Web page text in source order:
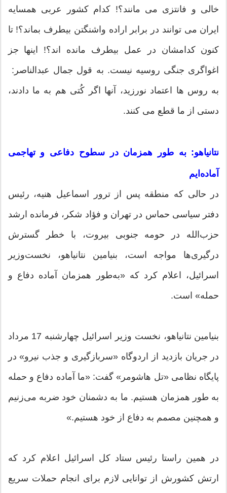
خالی و فانتزی می مانند؟! کدام کشور عربی همسایه
ایران می توانند در برابر اراده واشنگتن بیطرف بماند؟! تا
کنون کدامشان در عمل بیطرف مانده اند؟! اینها جز
اغواگری جنگی روسیه نیست. به قول جمال عبدالناصر:
به روس ها اعتماد نورزید، آنها اگر کُتی هم به ما دادند،
دستی از ما قطع می کنند.
نتانیاهو: به طور همزمان در سطوح دفاعی و تهاجمی
آماده‌ایم
در حالی که منطقه پس از ترور اسماعیل هنیه، رئیس
دفتر سیاسی حماس در تهران و فؤاد شکر، فرمانده ارشد
حزب‌الله در حومه جنوبی بیروت، با خطر گسترش
درگیری‌ها مواجه است، بنیامین نتانیاهو، نخست‌وزیر
اسرائیل، اعلام کرد که «به‌طور همزمان آماده دفاع و
حمله» است.
بنیامین نتانیاهو، نخست وزیر اسرائیل چهارشنبه 17 مرداد
در جریان بازدید از اردوگاه «سربازگیری و جذب نیرو» در
پایگاه نظامی «تل هاشومر» گفت: «ما آماده دفاع و حمله
به طور همزمان هستیم. ما به دشمنان خود ضربه می‌زنیم
و همچنین مصمم به دفاع از خود هستیم.»
در همین راستا رئیس ستاد کل اسرائیل اعلام کرد که
ارتش کشورش از توانایی لازم برای انجام حملات سریع